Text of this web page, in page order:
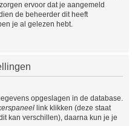
ervoor dat je aangemeld
de beheerder dit heeft
je al gelezen hebt.
opgeslagen in de database.
link klikken (deze staat
kan verschillen), daarna kun je je